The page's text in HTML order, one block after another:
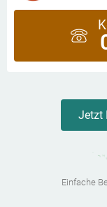
Jetzt
Einfache